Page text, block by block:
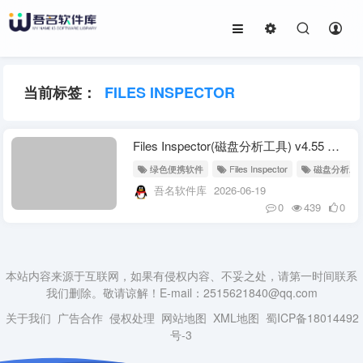
当前标签： FILES INSPECTOR
Files Inspector(磁盘分析工具) v4.55 多语便携版
绿色便携软件 Files Inspector 磁盘分析工
吾名软件库 2026-06-19
0
439 0
本站内容来源于互联网，如果有侵权内容、不妥之处，请第一时间联系
我们删除。敬请谅解！E-mail：2515621840@qq.com
关于我们 广告合作 侵权处理 网站地图 XML地图 蜀ICP备18014492
号-3